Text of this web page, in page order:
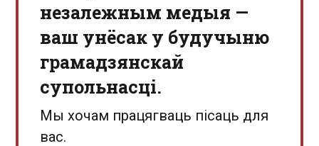
незалежным медыя —
ваш унёсак у будучыню
грамадзянскай
супольнасці.
Мы хочам працягваць пісаць для
вас.